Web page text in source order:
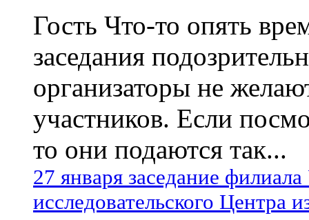
Гость Что-то опять
заседания
организаторы не
участников. Если
то они подаются так...
27 января заседание
исследовательского Центра